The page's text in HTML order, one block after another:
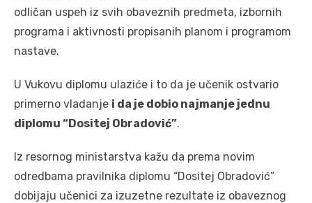
odličan uspeh iz svih obaveznih predmeta, izbornih
programa i aktivnosti propisanih planom i programom
nastave.
U Vukovu diplomu ulaziće i to da je učenik ostvario
primerno vladanje i da je dobio najmanje jednu
diplomu “Dositej Obradović”.
Iz resornog ministarstva kažu da prema novim
odredbama pravilnika diplomu “Dositej Obradović”
dobijaju učenici za izuzetne rezultate iz obaveznog